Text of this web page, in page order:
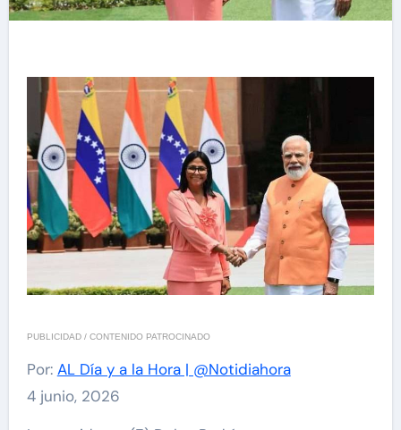
PUBLICIDAD / CONTENIDO PATROCINADO
Por: AL Día y a la Hora | @Notidiahora
4 junio, 2026